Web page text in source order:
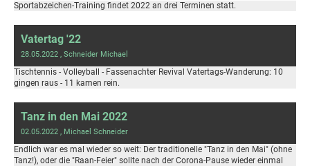
Sportabzeichen-Training findet 2022 an drei Terminen statt.
Vatertag '22
28.05.2022 , Schneider Michael
Tischtennis - Volleyball - Fassenachter Revival Vatertags-Wanderung: 10
gingen raus - 11 kamen rein.
Tanz in den Mai 2022
02.05.2022 , Michael Schneider
Endlich war es mal wieder so weit: Der traditionelle "Tanz in den Mai" (ohne
Tanz!), oder die "Raan-Feier" sollte nach der Corona-Pause wieder einmal